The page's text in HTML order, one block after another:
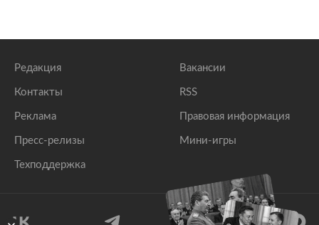
Редакция
Контакты
Реклама
Пресс-релизы
Техподдержка
Вакансии
RSS
Правовая информация
Мини-игры